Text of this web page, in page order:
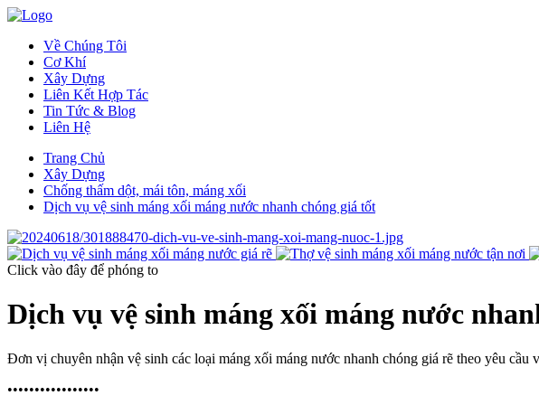
Về Chúng Tôi
Cơ Khí
Xây Dựng
Liên Kết Hợp Tác
Tin Tức & Blog
Liên Hệ
Trang Chủ
Xây Dựng
Chống thấm dột, mái tôn, máng xối
Dịch vụ vệ sinh máng xối máng nước nhanh chóng giá tốt
Click vào đây để phóng to
Dịch vụ vệ sinh máng xối máng nước
Đơn vị chuyên nhận vệ sinh các loại máng xối máng nước nhanh chóng giá rẽ theo yêu cầu
•••••••••••••••••